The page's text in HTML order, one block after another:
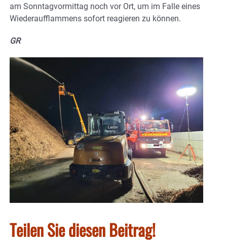
am Sonntagvormittag noch vor Ort, um im Falle eines
Wiederaufflammens sofort reagieren zu können.
GR
Teilen Sie diesen Beitrag!